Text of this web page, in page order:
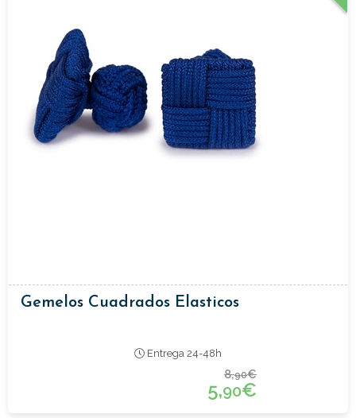
Gemelos Cuadrados Elasticos
Entrega 24-48h
8,90€
5,90€